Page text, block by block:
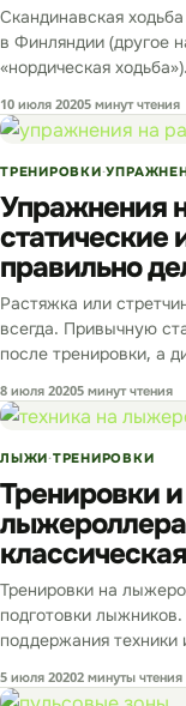
Скандинавская
в Финляндии (другое
«нордическая
10 июля 20205 минут чтения
ТРЕНИРОВКИ
Упражнения
статические
правильно
Растяжка или
всегда. Привычную
после тренировки, а
8 июля 20205 минут чтения
ЛЫЖИ ТРЕНИРОВКИ
Тренировки
Тренировки на
подготовки
поддержания
зимнему…
5 июля 20202 минуты чтения